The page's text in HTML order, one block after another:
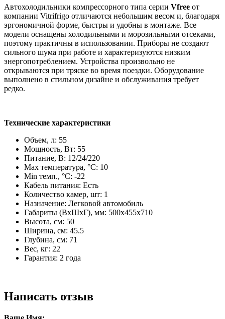
Автохолодильники компрессорного типа серии Vfree от
компании Vitrifrigo отличаются небольшим весом и, благодаря
эргономичной форме, быстры и удобны в монтаже. Все
модели оснащены холодильными и морозильными отсеками,
поэтому практичны в использовании. Приборы не создают
сильного шума при работе и характеризуются низким
энергопотреблением. Устройства произвольно не
открываются при тряске во время поездки. Оборудование
выполнено в стильном дизайне и обслуживания требует
редко.
Технические характеристики
Объем, л: 55
Мощность, Вт: 55
Питание, В: 12/24/220
Max температура, °C: 10
Min темп., °C: -22
Кабель питания: Есть
Количество камер, шт: 1
Назначение: Легковой автомобиль
Габариты (ВхШхГ), мм: 500x455x710
Высота, см: 50
Ширина, см: 45.5
Глубина, см: 71
Вес, кг: 22
Гарантия: 2 года
Написать отзыв